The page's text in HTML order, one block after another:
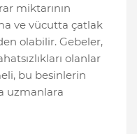
miktarının
ve vücutta çatlak
olabilir. Gebeler,
olanlar
bu besinlerin
uzmanlara